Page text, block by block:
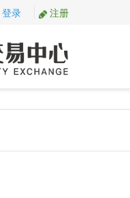
登录 注册